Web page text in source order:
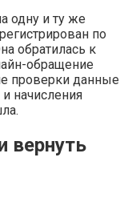
одну и ту же
по
обратилась к
обращение
проверки данные
начисления
вернуть